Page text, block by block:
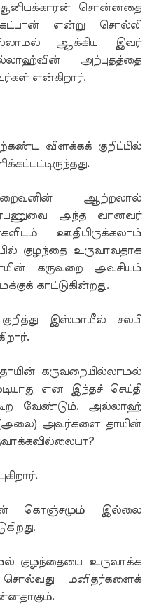
சூனியக்காரன் சொன்னதை
என்று சொல்லி
ஆக்கிய இவர்
அற்புதத்தை
என்கிறார்.
விளக்கக் குறிப்பில்
ஆற்றலால்
அந்த வானவர்
ஊதியிருக்கலாம்
குழந்தை உருவாவதாக
கருவறை அவசியம்
காட்டுகின்றது.
இஸ்மாயீல் சலபி
கருவறையில்லாமல்
என இந்தச் செய்தி
வேண்டும். அல்லாஹ்
அவர்களை தாயின்
கொஞ்சமும் இல்லை
குழந்தையை உருவாக்க
சொல்வது மனிதர்களைக்